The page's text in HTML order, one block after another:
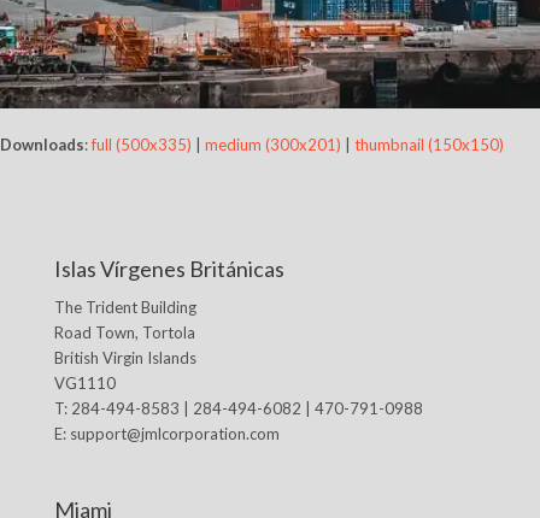
Downloads:full (500x335) medium (300x201) thumbnail (150x150)
Islas Vírgenes Británicas
The Trident Building
Road Town, Tortola
British Virgin Islands
VG1110
T: 284-494-8583 | 284-494-6082 | 470-791-0988
E: support@jmlcorporation.com
Miami